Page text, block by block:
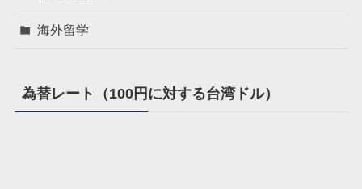
海外留学
為替レート（100円に対する台湾ドル）